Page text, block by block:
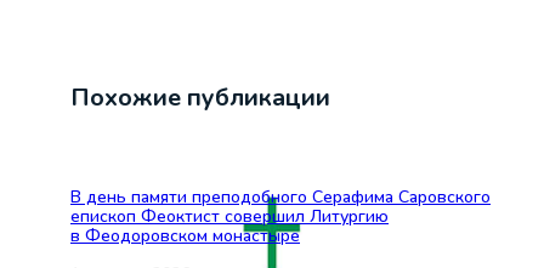
Похожие публикации
В день памяти преподобного Серафима Саровского
епископ Феоктист совершил Литургию
в Феодоровском монастыре